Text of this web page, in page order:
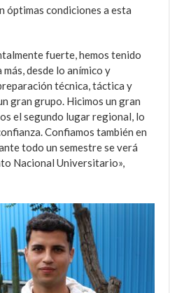
óptimas condiciones a esta
fuerte, hemos tenido
desde lo anímico y
técnica, táctica y
gran grupo. Hicimos un gran
el segundo lugar regional, lo
Confiamos también en
todo un semestre se verá
Nacional Universitario»,